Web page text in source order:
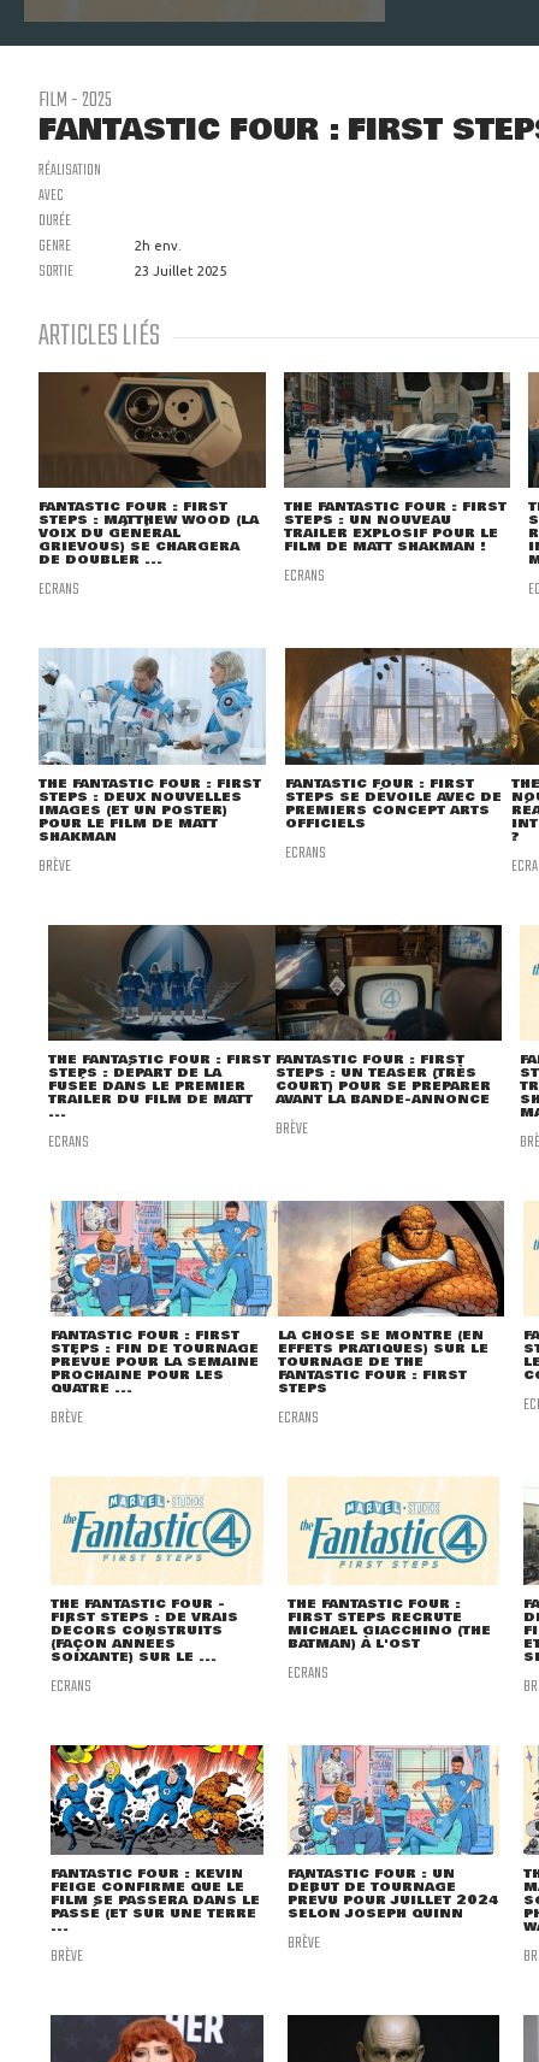
FILM - 2025
FANTASTIC FOUR : FIRST
RÉALISATION
AVEC
DURÉE
GENRE
2h env.
SORTIE 23 Juillet 2025
ARTICLES LIÉS
FANTASTIC FOUR : FIRST
STEPS : MATTHEW WOOD (LA
VOIX DU GÉNÉRAL
GRIEVOUS) SE CHARGERA
DE DOUBLER ...
ECRANS
THE FANTASTIC FOUR : FIRST
STEPS : UN NOUVEAU
TRAILER EXPLOSIF POUR LE
FILM DE MATT SHAKMAN !
ECRANS
THE FANTASTIC FOUR : FIRST
STEPS : DEUX NOUVELLES
IMAGES (ET UN POSTER)
POUR LE FILM DE MATT
SHAKMAN
BRÈVE
FANTASTIC FOUR : FIRST
STEPS SE DÉVOILE AVEC DE
PREMIERS CONCEPT ARTS
OFFICIELS
ECRANS
?
THE FANTASTIC FOUR : FIRST
STEPS : DÉPART DE LA
FUSÉE DANS LE PREMIER
TRAILER DU FILM DE MATT
...
ECRANS
FANTASTIC FOUR : FIRST
STEPS : UN TEASER (TRÈS
COURT) POUR SE PRÉPARER
AVANT LA BANDE-ANNONCE
BRÈVE
FANTASTIC FOUR : FIRST
STEPS : FIN DE TOURNAGE
PRÉVUE POUR LA SEMAINE
PROCHAINE POUR LES
QUATRE ...
BRÈVE
LA CHOSE SE MONTRE (EN
EFFETS PRATIQUES) SUR LE
TOURNAGE DE THE
FANTASTIC FOUR : FIRST
STEPS
ECRANS
THE FANTASTIC FOUR -
FIRST STEPS : DE VRAIS
DÉCORS CONSTRUITS
(FAÇON ANNÉES
SOIXANTE) SUR LE ...
ECRANS
THE FANTASTIC FOUR :
FIRST STEPS RECRUTE
MICHAEL GIACCHINO (THE
BATMAN) À L'OST
ECRANS
FANTASTIC FOUR : KEVIN
FEIGE CONFIRME QUE LE
FILM SE PASSERA DANS LE
PASSÉ (ET SUR UNE TERRE
...
BRÈVE
FANTASTIC FOUR : UN
DÉBUT DE TOURNAGE
PRÉVU POUR JUILLET 2024
SELON JOSEPH QUINN
BRÈVE